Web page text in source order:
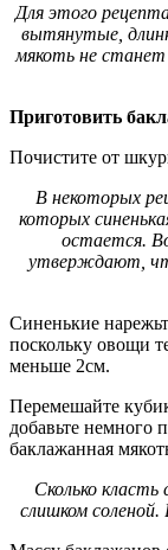
Для этого
вытянутые,
мякоть не станет
Приготовить
Почистите от
В некоторых
которых
остается.
утверждают,
Синенькие
поскольку овощи
меньше 2см.
Перемешайте
добавьте немного
баклажанная
Сколько
слишком